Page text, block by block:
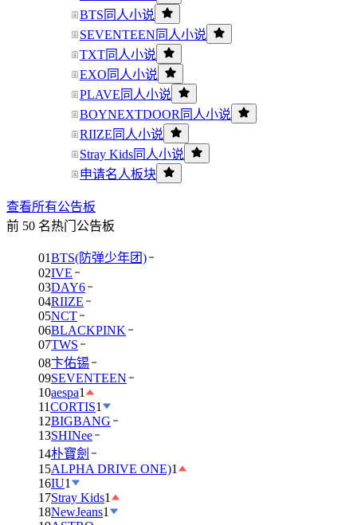
BTS同人小说
SEVENTEEN同人小说
TXT同人小说
EXO同人小说
PLAVE同人小说
BOYNEXTDOOR同人小说
RIIZE同人小说
Stray Kids同人小说
申请名人板块
查看所有公告板
前 50 名热门公告板
01BTS(防弹少年团)
02IVE
03DAY6
04RIIZE
05NCT
06BLACKPINK
07TWS
08卞佑锡
09SEVENTEEN
10aespa1
11CORTIS1
12BIGBANG
13SHINee
14朴寶劍
15ALPHA DRIVE ONE)1
16IU1
17Stray Kids1
18NewJeans1